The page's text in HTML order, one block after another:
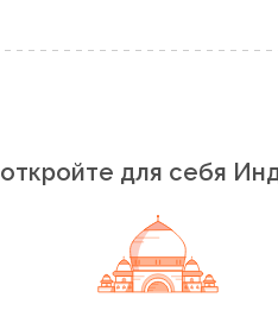
откройте для себя